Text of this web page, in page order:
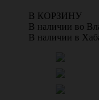
В КОРЗИНУ
В наличии во
В наличии в